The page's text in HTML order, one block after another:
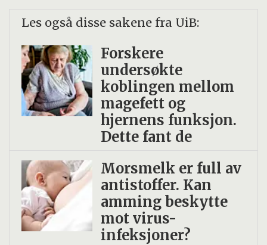
Les også disse sakene fra UiB:
Forskere
undersøkte
koblingen mellom
magefett og
hjernens funksjon.
Dette fant de
Morsmelk er full av
antistoffer. Kan
amming beskytte
mot virus-
infeksjoner?